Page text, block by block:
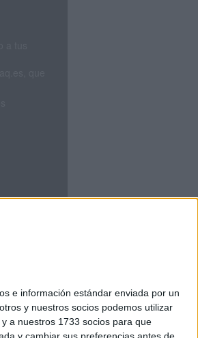
e información estándar enviada por un
y nuestros socios podemos utilizar
a nuestros 1733 socios para que